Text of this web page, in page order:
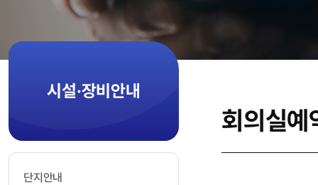
시설·장비안내
단지안내
회의실예